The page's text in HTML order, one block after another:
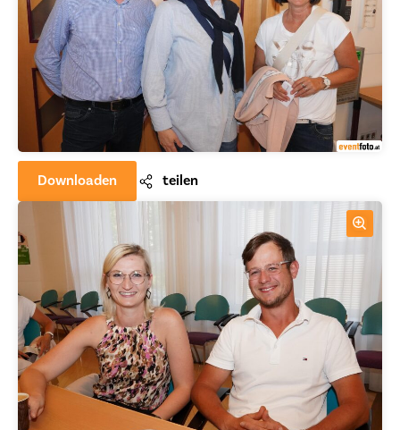
Downloaden teilen